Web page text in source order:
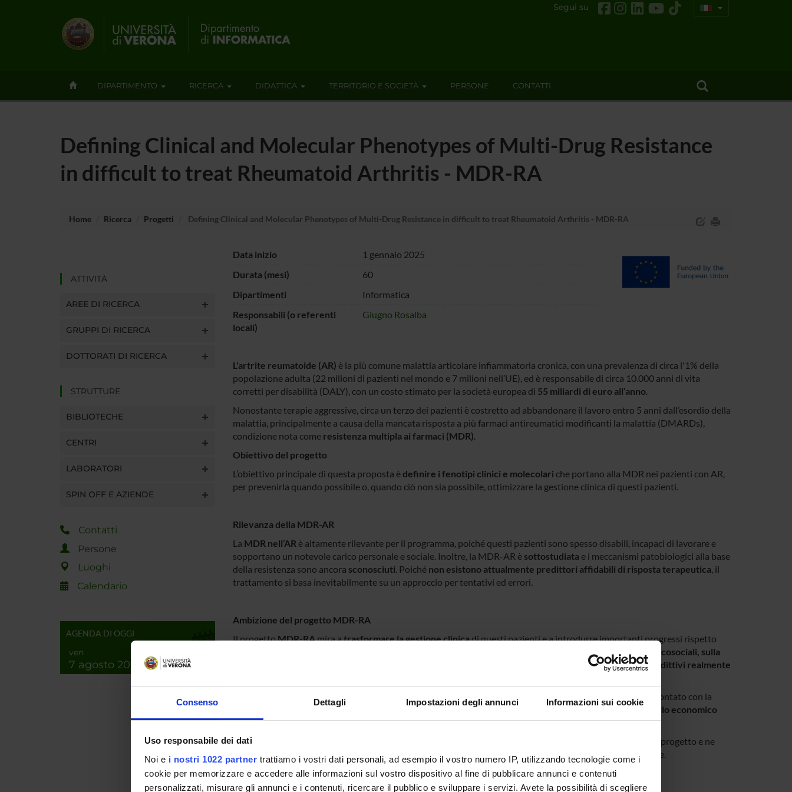
Consenso Dettagli Impostazioni degli annunci Informazioni sui cookie
Uso responsabile dei dati
Noi e i nostri 1022 partner trattiamo i vostri dati personali, ad esempio il vostro numero IP, utilizzando tecnologie come i
cookie per memorizzare e accedere alle informazioni sul vostro dispositivo al fine di pubblicare annunci e contenuti
personalizzati, misurare gli annunci e i contenuti, ricercare il pubblico e sviluppare i servizi. Avete la possibilità di scegliere
Segui su
DIPARTIMENTO RICERCA DIDATTICA TERRITORIO E SOCIETÀ PERSONE CONTATTI
Defining Clinical and Molecular Phenotypes of Multi-Drug Resistance
in difficult to treat Rheumatoid Arthritis - MDR-RA
Home Ricerca Progetti Defining Clinical and Molecular Phenotypes of Multi-Drug Resistance in difficult to treat Rheumatoid Arthritis - MDR-RA
ATTIVITÀ
AREE DI RICERCA
GRUPPI DI RICERCA
DOTTORATI DI RICERCA
STRUTTURE
BIBLIOTECHE
CENTRI
LABORATORI
SPIN OFF E AZIENDE
Contatti
Persone
Luoghi
Calendario
AGENDA DI OGGI
ven
7 agosto 2026
Data inizio
1 gennaio 2025
Durata (mesi)
60
Dipartimenti
Informatica
Responsabili (o referenti
locali)
Giugno Rosalba
L'artrite reumatoide (AR) è la più comune malattia articolare infiammatoria cronica, con una prevalenza di circa l'1% della
popolazione adulta (22 milioni di pazienti nel mondo e 7 milioni nell’UE), ed è responsabile di circa 10.000 anni di vita
corretti per disabilità (DALY), con un costo stimato per la società europea di 55 miliardi di euro all’anno.
Nonostante terapie aggressive, circa un terzo dei pazienti è costretto ad abbandonare il lavoro entro 5 anni dall’esordio della
malattia, principalmente a causa della mancata risposta a più farmaci antireumatici modificanti la malattia (DMARDs),
condizione nota come resistenza multipla ai farmaci (MDR).
Obiettivo del progetto
L’obiettivo principale di questa proposta è definire i fenotipi clinici e molecolari che portano alla MDR nei pazienti con AR,
per prevenirla quando possibile o, quando ciò non sia possibile, ottimizzare la gestione clinica di questi pazienti.
Rilevanza della MDR-AR
La MDR nell’AR è altamente rilevante per il programma, poiché questi pazienti sono spesso disabili, incapaci di lavorare e
sopportano un notevole carico personale e sociale. Inoltre, la MDR-AR è sottostudiatae i meccanismi patobiologici alla base
della resistenza sono ancora sconosciuti. Poiché non esistono attualmente predittori affidabili di risposta terapeutica, il
trattamento si basa inevitabilmente su un approccio per tentativi ed errori.
Ambizione del progetto MDR-RA
Il progettoMDR-RAmira atrasformare la gestione clinicadi questi pazienti e a introdurre importanti progressi rispetto
integrare la patologia molecolare con dati clinici, psicosociali, sulla
provenienti da coorti cliniche esistenti, al fine di svilupparemodelli predittivi realmente
Il potenziale trasformativo di
sarà testato in uno studio clinico prospettico randomizzato, confrontato con la
pratica clinica standard. Inoltre, verrà valutato il potenziale di implementazione futura attraverso unmodello economico
precoce.
Infine, una
faciliterà l’avanzamento della ricerca oltre la durata del progetto e ne
promuoverà l’adozione futura da parte di pazienti, società scientifiche, decisori politici e autorità regolatorie.